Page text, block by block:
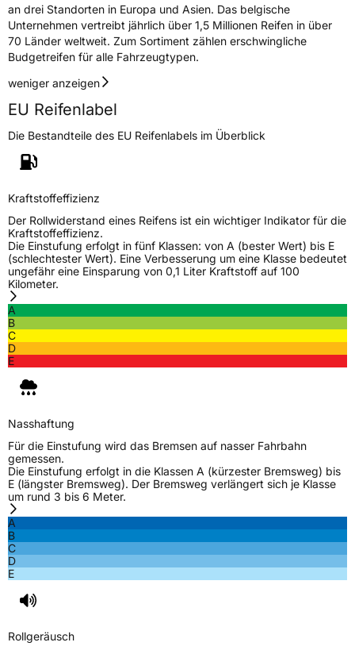
EisgripNein
EPREL ID 517985
Allgemeine Produktsicherheit (GPSR)
HerstellerkontaktDeldo Autobanden NV, Essensteenweg 113
an drei Standorten in Europa und Asien. Das belgische
Unternehmen vertreibt jährlich über 1,5 Millionen Reifen in über
70 Länder weltweit. Zum Sortiment zählen erschwingliche
Budgetreifen für alle Fahrzeugtypen.
weniger anzeigen
EU Reifenlabel
Die Bestandteile des EU Reifenlabels im Überblick
Kraftstoffeffizienz
Der Rollwiderstand eines Reifens ist ein wichtiger Indikator für die
Kraftstoffeffizienz.
Die Einstufung erfolgt in fünf Klassen: von A (bester Wert) bis E
(schlechtester Wert). Eine Verbesserung um eine Klasse bedeutet
ungefähr eine Einsparung von 0,1 Liter Kraftstoff auf 100
Kilometer.
A
B
C
D
E
Nasshaftung
Für die Einstufung wird das Bremsen auf nasser Fahrbahn
gemessen.
Die Einstufung erfolgt in die Klassen A (kürzester Bremsweg) bis
E (längster Bremsweg). Der Bremsweg verlängert sich je Klasse
um rund 3 bis 6 Meter.
A
B
C
D
E
Rollgeräusch